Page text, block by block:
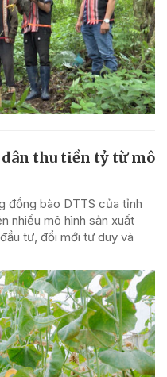
thu tiền tỷ từ mô
đồng bào DTTS của tỉnh
nhiều mô hình sản xuất
tư, đổi mới tư duy và